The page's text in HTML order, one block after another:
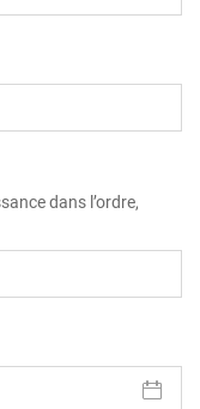
dans l’ordre,